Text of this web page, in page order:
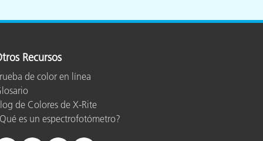
Recursos
de color en línea
de Colores de X-Rite
es un espectrofotómetro?